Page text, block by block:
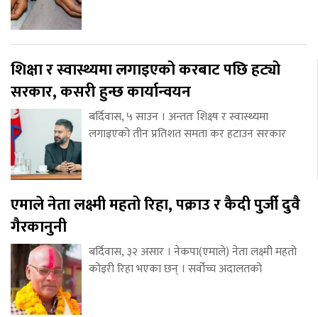
शिक्षा र स्वास्थ्यमा लगाइएको करबाट पछि हट्यो
सरकार, कसरी हुन्छ कार्यान्वयन
बर्दिवास, ५ साउन । अन्ततः शिक्ष्ष र स्वास्थ्यमा
लगाइएको तीन प्रतिशत समता कर हटाउन सरकार
एमाले नेता लक्ष्मी महतो रिहा, पक्राउ र कैदी पुर्जी दुवै
गैरकानुनी
बर्दिवास, ३२ असार । नेकपा(एमाले) नेता लक्ष्मी महतो
कोइरी रिहा भएका छन् । सर्वोच्च अदालतको